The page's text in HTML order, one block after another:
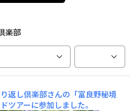
楽部
返し倶楽部さんの「富良野秘境
ツアーに参加しました。